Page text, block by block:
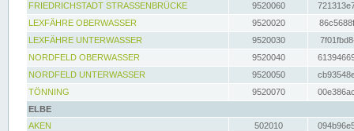
FRIEDRICHSTADT STRASSENBRÜCKE
9520060
LEXFÄHRE OBERWASSER
9520020
LEXFÄHRE UNTERWASSER
9520030
NORDFELD OBERWASSER
9520040
NORDFELD UNTERWASSER
9520050
TÖNNING
9520070
ELBE
AKEN
502010